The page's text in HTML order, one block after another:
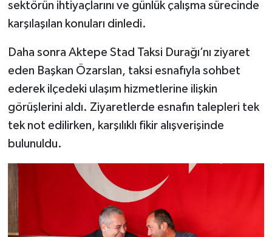
sektörün ihtiyaçlarını ve günlük çalışma sürecinde
karşılaşılan konuları dinledi.
Daha sonra Aktepe Stad Taksi Durağı’nı ziyaret
eden Başkan Özarslan, taksi esnafıyla sohbet
ederek ilçedeki ulaşım hizmetlerine ilişkin
görüşlerini aldı. Ziyaretlerde esnafın talepleri tek
tek not edilirken, karşılıklı fikir alışverişinde
bulunuldu.